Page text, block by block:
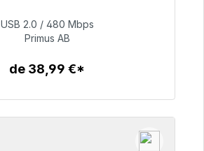
76,99 €
USB 2.0 / 480 Mbps
Primus AB
de 38,99 €*